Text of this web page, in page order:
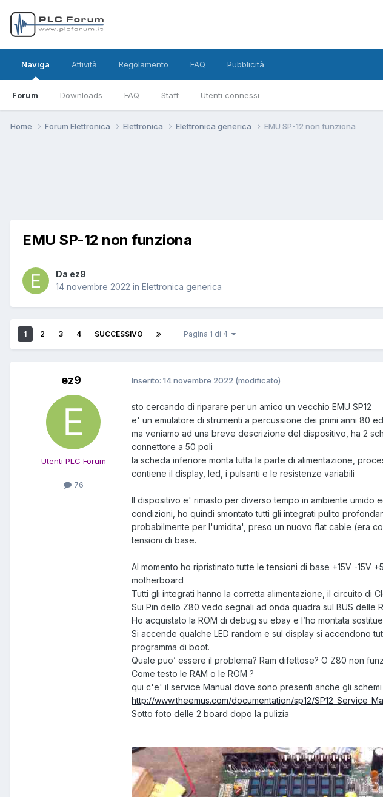
Naviga
Forum Downloads FAQ Staff Utenti connessi
Attività Regolamento FAQ Pubblicità
Home Forum Elettronica Elettronica Elettronica generica EMU SP-12 non funziona
EMU SP-12 non funziona
Da ez9
14 novembre 2022 in Elettronica generica
1 2 3 4 SUCCESSIVO Pagina 1 di 4
ez9
Utenti PLC Forum
76
Inserito: 14 novembre 2022 (modificato)
sto cercando di riparare per un amico un vecchio EMU SP12
e' un emulatore di strumenti a percussione dei primi anni 80
ma veniamo ad una breve descrizione del dispositivo, ha 2
connettore a 50 poli
la scheda inferiore monta tutta la parte di alimentazione,
contiene il display, led, i pulsanti e le resistenze variabili
Il dispositivo e' rimasto per diverso tempo in ambiente umido
condizioni, ho quindi smontato tutti gli integrati pulito
probabilmente per l'umidita', preso un nuovo flat cable (era
tensioni di base.
Al momento ho ripristinato tutte le tensioni di base +15V -15V
motherboard
Tutti gli integrati hanno la corretta alimentazione, il circuito di
Sui Pin dello Z80 vedo segnali ad onda quadra sul BUS delle
Ho acquistato la ROM di debug su ebay e l’ho montata
Si accende qualche LED random e sul display si accendono
programma di boot.
Quale puo’ essere il problema? Ram difettose? O Z80 non
Come testo le RAM o le ROM ?
qui c'e' il service Manual dove sono presenti anche gli
http://www.theemus.com/documentation/sp12/
Sotto foto delle 2 board dopo la pulizia